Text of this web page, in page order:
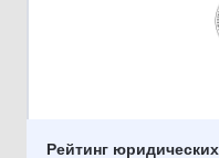
Рейтинг